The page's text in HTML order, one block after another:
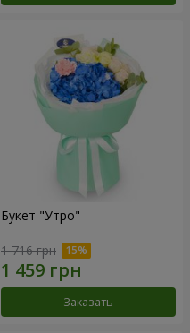
Букет "Утро"
1 716 грн
Заказать